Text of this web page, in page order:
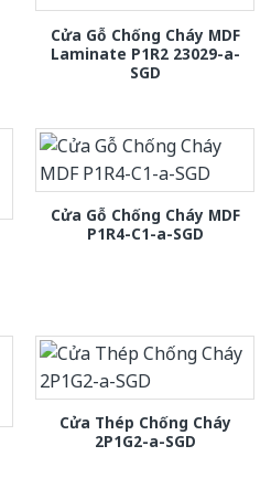
Cửa Gỗ Chống Cháy MDF
Laminate P1R2 23029-a-
SGD
Cửa Gỗ Chống Cháy MDF
P1R4-C1-a-SGD
Cửa Thép Chống Cháy
2P1G2-a-SGD